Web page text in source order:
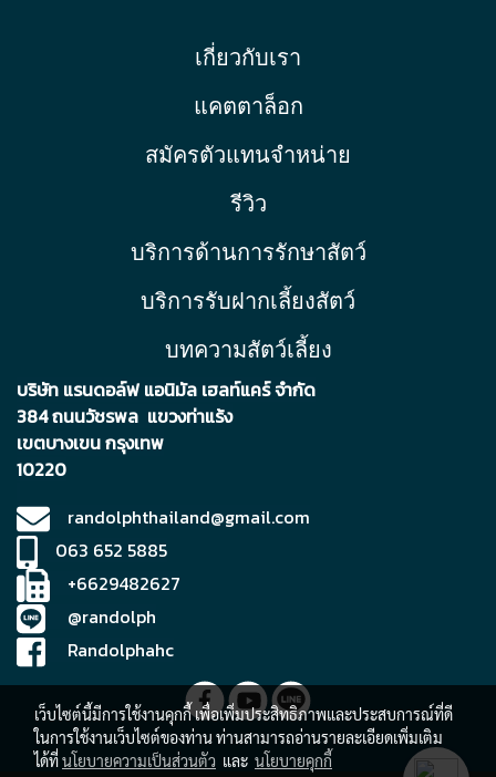
คลานที่กินพืชเป็นอาหาร เช่น อิกั
วนา เต่าทุกชนิด ซึ่งฟื้นตัวจากเกี่ยวกับเรา
แคตตาล็อก
สมัครตัวแทนจำหน่าย
รีวิว
บริการด้านการรักษาสัตว์
บริการรับฝากเลี้ยงสัตว์
บทความสัตว์เลี้ยง
บริษัท แรนดอล์ฟ แอนิมัล เฮลท์แคร์ จำกัด
384 ถนนวัชรพล แขวงท่าแร้ง
เขตบางเขน กรุงเทพ
10220
randolphthailand@gmail.com
063 652 5885
+6629482627
@randolph
Randolphahc
เว็บไซต์นี้มีการใช้งานคุกกี้ เพื่อเพิ่มประสิทธิภาพและประสบการณ์ที่ดี
ในการใช้งานเว็บไซต์ของท่าน ท่านสามารถอ่านรายละเอียดเพิ่มเติม
ได้ที่นโยบายความเป็นส่วนตัว และ นโยบายคุกกี้